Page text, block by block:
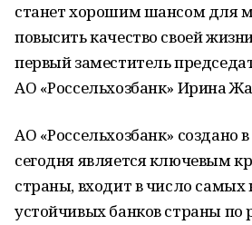
станет хорошим шансом для
повысить качество своей
первый заместитель
АО «Россельхозбанк» Ирина
АО «Россельхозбанк» создано
сегодня является ключевым
страны, входит в число самых
устойчивых банков страны по